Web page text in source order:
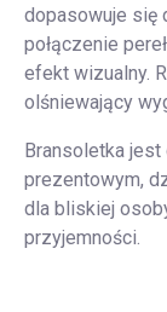
dopasowuje się
połączenie
efekt wizualny.
olśniewający
Bransoletka jest
prezentowym,
dla bliskiej
przyjemności.